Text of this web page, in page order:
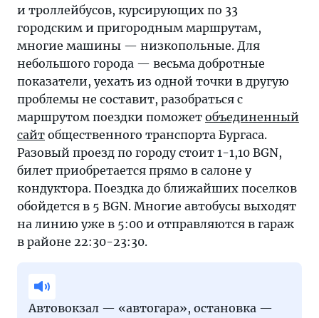
и троллейбусов, курсирующих по 33
городским и пригородным маршрутам,
многие машины — низкопольные. Для
небольшого города — весьма добротные
показатели, уехать из одной точки в другую
проблемы не составит, разобраться с
маршрутом поездки поможет объединенный
сайт общественного транспорта Бургаса.
Разовый проезд по городу стоит 1-1,10 BGN,
билет приобретается прямо в салоне у
кондуктора. Поездка до ближайших поселков
обойдется в 5 BGN. Многие автобусы выходят
на линию уже в 5:00 и отправляются в гараж
в районе 22:30-23:30.
Автовокзал — «автогара», остановка —